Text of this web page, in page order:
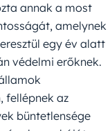
annak a most
amelynek
egy év alatt
védelmi erőknek.
fellépnek az
büntetlensége